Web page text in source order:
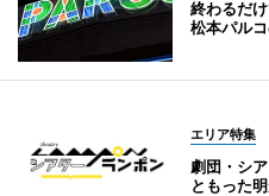
終わるだ
松本パル
エリア特集
劇団・シ
ともった